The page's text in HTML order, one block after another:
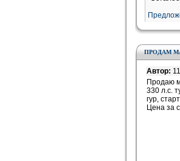
ПРОДАМ
Автор:
Продаю
330 л.с.
гур,
Цена за